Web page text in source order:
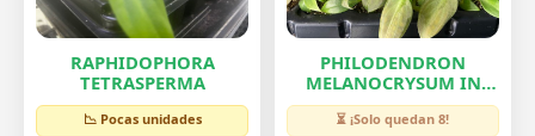
RAPHIDOPHORA
TETRASPERMA
📉 Pocas unidades
PHILODENDRON
MELANOCRYSUM IN
VITRO
⏳ ¡Solo quedan 8!